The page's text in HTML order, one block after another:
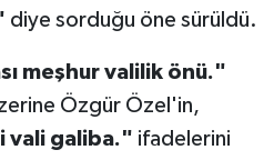
diye sorduğu öne sürüldü.
meşhur valilik önü."
Özgür Özel'in,
vali galiba." ifadelerini